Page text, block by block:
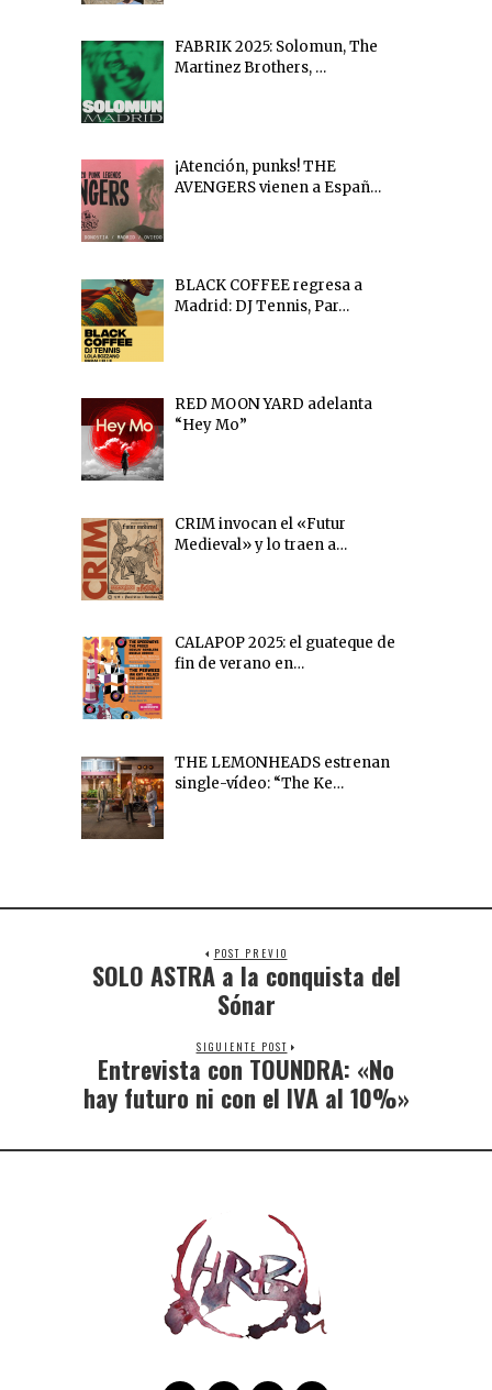
FABRIK 2025: Solomun, The
Martinez Brothers, …
¡Atención, punks! THE
AVENGERS vienen a Españ…
BLACK COFFEE regresa a
Madrid: DJ Tennis, Par…
RED MOON YARD adelanta
“Hey Mo”
CRIM invocan el «Futur
Medieval» y lo traen a…
CALAPOP 2025: el guateque de
fin de verano en…
THE LEMONHEADS estrenan
single-vídeo: “The Ke…
POST PREVIO
SOLO ASTRA a la conquista del
Sónar
SIGUIENTE POST
Entrevista con TOUNDRA: «No
hay futuro ni con el IVA al 10%»